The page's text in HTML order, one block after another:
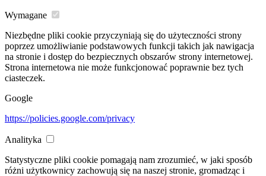
Wymagane
Niezbędne pliki cookie przyczyniają się do użyteczności strony
poprzez umożliwianie podstawowych funkcji takich jak nawigacja
na stronie i dostęp do bezpiecznych obszarów strony internetowej.
Strona internetowa nie może funkcjonować poprawnie bez tych
ciasteczek.
Google
https://policies.google.com/privacy
Analityka
Statystyczne pliki cookie pomagają nam zrozumieć, w jaki sposób
różni użytkownicy zachowują się na naszej stronie, gromadząc i